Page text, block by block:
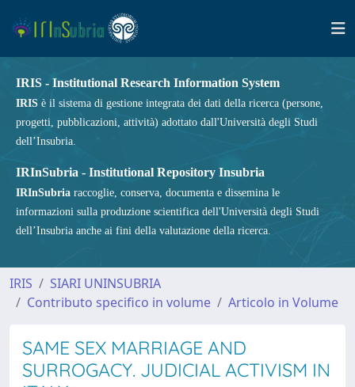
IRIS - Institutional Research Information System
IRIS è il sistema di gestione integrata dei dati della ricerca (persone,
progetti, pubblicazioni, attività) adottato dall'Università degli Studi
dell’Insubria.
IRInSubria - Institutional Repository Insubria
IRInSubria raccoglie, conserva, documenta e dissemina le
informazioni sulla produzione scientifica dell'Università degli Studi
dell’Insubria anche ai fini della valutazione della ricerca.
IRIS
SIARI UNINSUBRIA
Contributo specifico in volume
Articolo in Volume
SAME SEX MARRIAGE AND
SURROGACY. JUDICIAL ACTIVISM IN